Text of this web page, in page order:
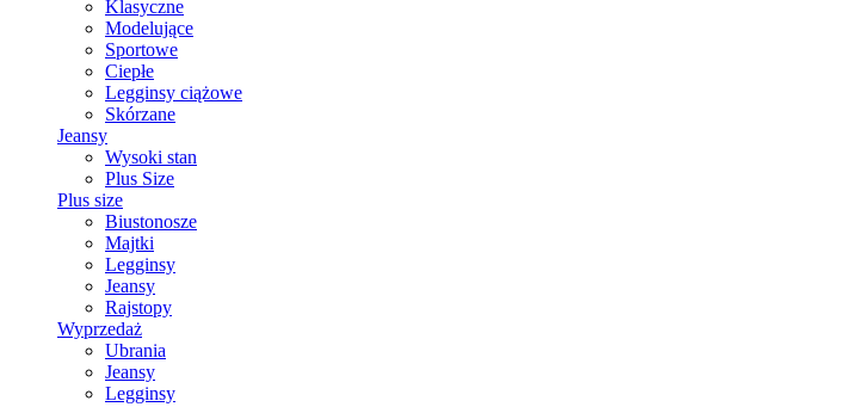
Klasyczne
Modelujące
Sportowe
Ciepłe
Legginsy ciążowe
Skórzane
Jeansy
Wysoki stan
Plus Size
Plus size
Biustonosze
Majtki
Legginsy
Jeansy
Rajstopy
Wyprzedaż
Ubrania
Jeansy
Legginsy